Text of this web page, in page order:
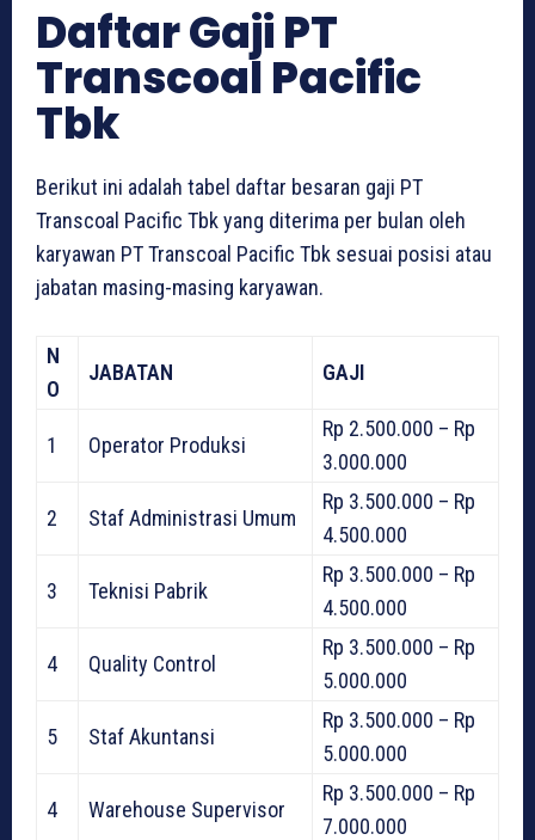
Daftar Gaji PT
Transcoal Pacific
Tbk
Berikut ini adalah tabel daftar besaran gaji PT
Transcoal Pacific Tbk yang diterima per bulan oleh
karyawan PT Transcoal Pacific Tbk sesuai posisi atau
jabatan masing-masing karyawan.
N
O
JABATAN GAJI
1 Operator Produksi
Rp 2.500.000 – Rp
3.000.000
2 Staf Administrasi Umum
Rp 3.500.000 – Rp
4.500.000
3 Teknisi Pabrik
Rp 3.500.000 – Rp
4.500.000
4 Quality Control
Rp 3.500.000 – Rp
5.000.000
5 Staf Akuntansi
Rp 3.500.000 – Rp
5.000.000
4 Warehouse Supervisor
Rp 3.500.000 – Rp
7.000.000